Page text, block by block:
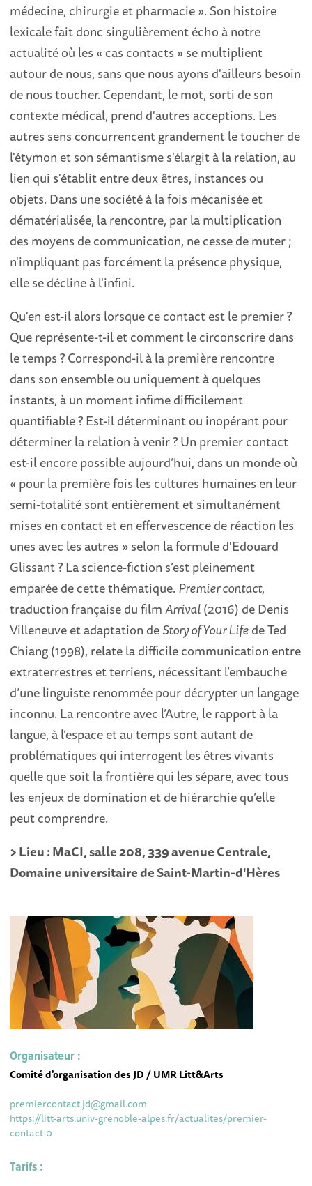
médecine, chirurgie et pharmacie ». Son histoire
lexicale fait donc singulièrement écho à notre
actualité où les « cas contacts » se multiplient
autour de nous, sans que nous ayons d'ailleurs besoin
de nous toucher. Cependant, le mot, sorti de son
contexte médical, prend d'autres acceptions. Les
autres sens concurrencent grandement le toucher de
l'étymon et son sémantisme s'élargit à la relation, au
lien qui s'établit entre deux êtres, instances ou
objets. Dans une société à la fois mécanisée et
dématérialisée, la rencontre, par la multiplication
des moyens de communication, ne cesse de muter ;
n'impliquant pas forcément la présence physique,
elle se décline à l'infini.
Qu'en est-il alors lorsque ce contact est le premier ?
Que représente-t-il et comment le circonscrire dans
le temps ? Correspond-il à la première rencontre
dans son ensemble ou uniquement à quelques
instants, à un moment infime difficilement
quantifiable ? Est-il déterminant ou inopérant pour
déterminer la relation à venir ? Un premier contact
est-il encore possible aujourd’hui, dans un monde où
« pour la première fois les cultures humaines en leur
semi-totalité sont entièrement et simultanément
mises en contact et en effervescence de réaction les
unes avec les autres » selon la formule d'Edouard
Glissant ? La science-fiction s’est pleinement
emparée de cette thématique. Premier contact,
traduction française du filmArrival(2016) de Denis
Villeneuve et adaptation deStory of Your Lifede Ted
Chiang (1998), relate la difficile communication entre
extraterrestres et terriens, nécessitant l’embauche
d’une linguiste renommée pour décrypter un langage
inconnu. La rencontre avec l’Autre, le rapport à la
langue, à l’espace et au temps sont autant de
problématiques qui interrogent les êtres vivants
quelle que soit la frontière qui les sépare, avec tous
les enjeux de domination et de hiérarchie qu’elle
peut comprendre.
> Lieu : MaCI, salle 208, 339 avenue Centrale,
Domaine universitaire de Saint-Martin-d'Hères
Organisateur :
Comité d'organisation des JD / UMR Litt&Arts
premiercontact.jd@gmail.com
https://litt-arts.univ-grenoble-alpes.fr/actualites/premier-
contact-0
Tarifs :